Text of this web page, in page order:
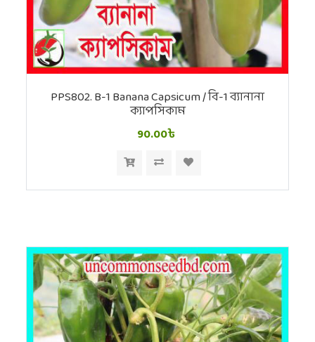
PPS802. B-1 Banana Capsicum / বি-1 ব্যানানা
ক্যাপসিকাম
90.00৳